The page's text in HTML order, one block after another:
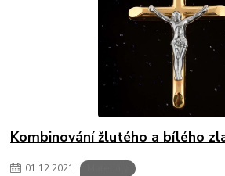
Kombinování žlutého a bílého
01.12.2021